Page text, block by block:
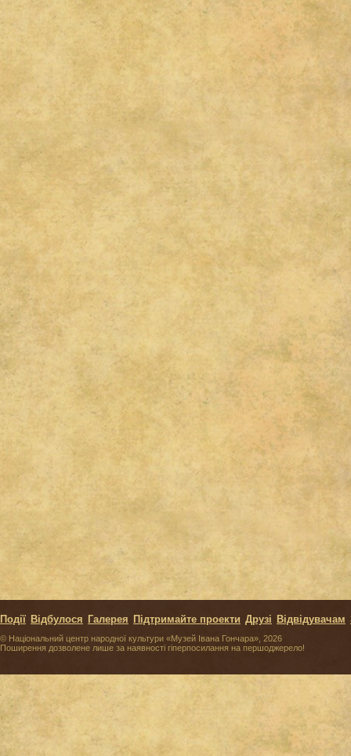
© Національний центр народної культури «Музей Івана Гончара», 2026
Поширення дозволене лише за наявності гіперпосилання на першоджерело!
Події Відбулося Галерея Підтримайте проекти Друзі Відвідувачам